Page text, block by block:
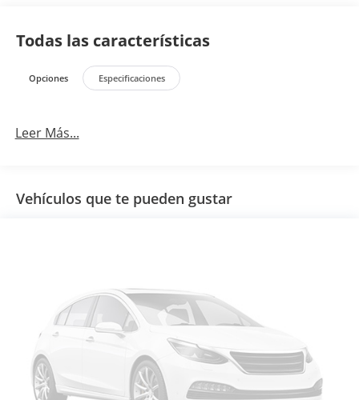
Todas las características
Opciones Especificaciones
Leer Más...
Vehículos que te pueden gustar